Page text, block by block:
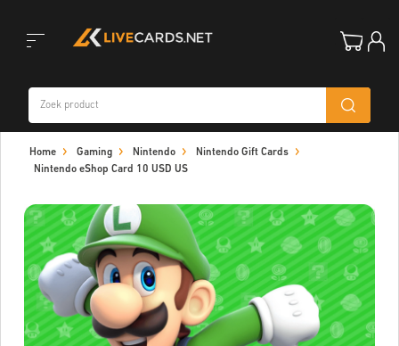
navigation
Home Gaming Nintendo
Nintendo Gift Cards
Nintendo eShop Card 10 USD US